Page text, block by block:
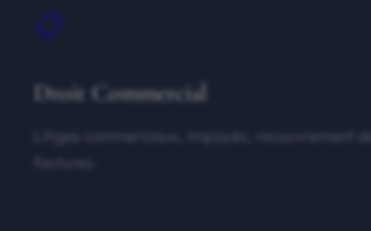
📋
Droit Commercial
Litiges commerciaux, impayés, recouvrement de